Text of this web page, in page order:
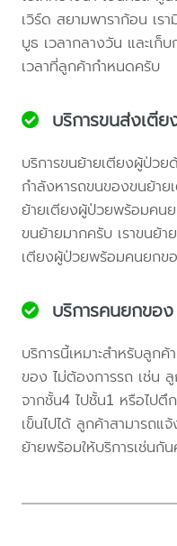
เวิร์ด สยามพาราก้อน เร
บูธ เวลากลางวัน และเ
เวลาที่ลูกค้ากำหนดครับ
บริการขนส่งเตี
บริการขนย้ายเตียงผู้ป่วย
กำลังหารถขนของขนย้าย
ย้ายเตียงผู้ป่วยพร้อมคน
ขนย้ายมากครับ เราขนย้า
เตียงผู้ป่วยพร้อมคนยกข
บริการคนยกของ
บริการนี้เหมาะสำหรับลูก
ของ ไม่ต้องการรถ เช่น
จากชั้น4 ไปชั้น1 หรือไปตึ
เข็นไปได้ ลูกค้าสามารถแ
ย้ายพร้อมให้บริการเช่นกั